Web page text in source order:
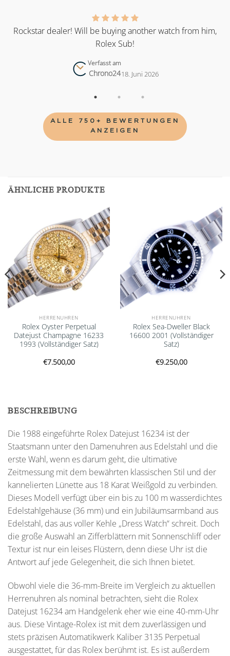
Rockstar dealer! Will be buying another watch from him,
Rolex Sub!
Verfasst am
Chrono2418. Juni 2026
ALLE 750+ BEWERTUNGEN
ANZEIGEN
ÄHNLICHE PRODUKTE
Add to
wishlist
HERRENUHREN
Rolex Oyster Perpetual
Datejust Champagne 16233
1993 (Vollständiger Satz)
€7.500,00
Add to
wishlist
HERRENUHREN
Rolex Sea-Dweller Black
16600 2001 (Vollständiger
Satz)
€9.250,00
BESCHREIBUNG
Die 1988 eingeführte Rolex Datejust 16234 ist der
Staatsmann unter den Damenuhren aus Edelstahl und die
erste Wahl, wenn es darum geht, die ultimative
Zeitmessung mit dem bewährten klassischen Stil und der
kannelierten Lünette aus 18 Karat Weißgold zu verbinden.
Dieses Modell verfügt über ein bis zu 100 m wasserdichtes
Edelstahlgehäuse (36 mm) und ein Jubiläumsarmband aus
Edelstahl, das aus voller Kehle „Dress Watch“ schreit. Doch
die große Auswahl an Zifferblättern mit Sonnenschliff oder
Textur ist nur ein leises Flüstern, denn diese Uhr ist die
Antwort auf jede Gelegenheit, die sich Ihnen bietet.
Obwohl viele die 36-mm-Breite im Vergleich zu aktuellen
Herrenuhren als nominal betrachten, sieht die Rolex
Datejust 16234 am Handgelenk eher wie eine 40-mm-Uhr
aus. Diese Vintage-Rolex ist mit dem zuverlässigen und
stets präzisen Automatikwerk Kaliber 3135 Perpetual
ausgestattet, für das Rolex berühmt ist. Es ist außerdem